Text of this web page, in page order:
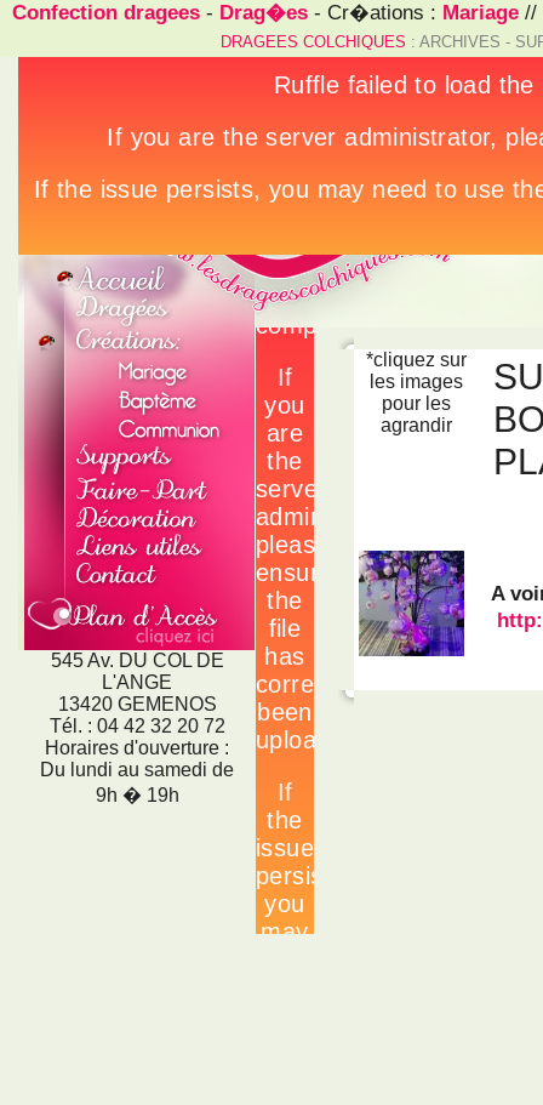
Confection dragees - Drag�es - Cr�ations : Mariage //
DRAGEES COLCHIQUES : ARCHIVES -
545 Av. DU COL DE
L'ANGE
13420 GEMENOS
Tél. : 04 42 32 20 72
Horaires d'ouverture :
Du lundi au samedi de
9h � 19h
*cliquez sur
les images
pour les
agrandir
A